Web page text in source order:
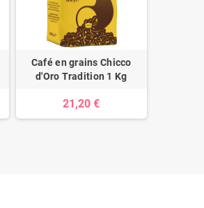
Café en grains Chicco
d'Oro Tradition 1 Kg
21,20 €